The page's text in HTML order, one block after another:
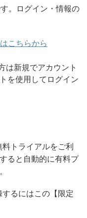
。ログイン・情報の
こちらから
は新規でアカウント
を使用してログイン
トライアルをご利
ると自動的に有料プ
るにはこの【限定